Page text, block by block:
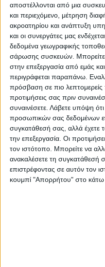
αποστέλλονται από μια
και περιεχόμενο, μέτρηση
ακροατηρίου και ανάπτυξη
και οι συνεργάτες μας
δεδομένα γεωγραφικής
σάρωσης συσκευών. Μπορείτε
στην επεξεργασία από εμάς
περιγράφεται παραπάνω.
πρόσβαση σε πιο λεπτομερείς
προτιμήσεις σας πριν
συναινέσετε. Λάβετε υπόψη
προσωπικών σας δεδομένων
συγκατάθεσή σας, αλλά έχετε
την επεξεργασία. Οι
τον ιστότοπο. Μπορείτε να
ανακαλέσετε τη συγκατάθεσή
επιστρέφοντας σε αυτόν τον
κουμπί "Απορρήτου" στο κάτω
ΘΕΜΑ ΤΗΣ ΗΜΕΡΑΣ
Θέμα ημέρας : Οι
επιστραφεί η 13η